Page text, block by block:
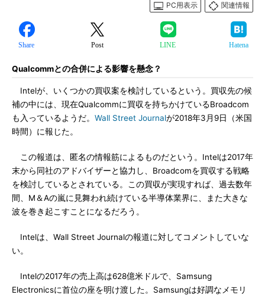
PC用表示
関連情報
Share Post LINE Hatena
Qualcommとの合併による影響を懸念？
Intelが、いくつかの買収案を検討しているという。買収先の候
補の中には、現在Qualcommに買収を持ちかけているBroadcom
も入っているようだ。 Wall Street Journalが2018年3月9日（米国
時間）に報じた。
この報道は、匿名の情報筋によるものだという。Intelは2017年
末から同社のアドバイザーと協力し、Broadcomを買収する戦略
を検討しているとされている。この買収が実現すれば、過去数年
間、M＆Aの嵐に見舞われ続けている半導体業界に、また大きな
波を巻き起こすことになるだろう。
Intelは、Wall Street Journalの報道に対してコメントしていな
い。
Intelの2017年の売上高は628億米ドルで、Samsung
Electronicsに首位の座を明け渡した。Samsungは好調なメモリ